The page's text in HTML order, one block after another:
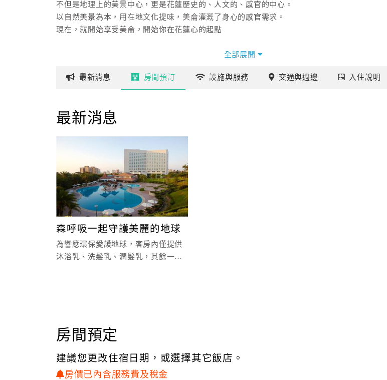
不但是地理上的美景中心，更是花蓮歷史的、人文的、感官的中心。
以自然美景為本，用在地文化提味，美侖灌溉了身心的感官需求。
現在，就開始享受美侖，開始你在花蓮心的起點
全部展開
最新消息 房間預訂 設施與服務 交通與週邊 入住說明
最新消息
森呼吸一起守護美麗的地球
為響應環保愛護地球，客房內僅提供
沐浴乳、洗髮乳、潤髮乳，其餘一次
房間預定
建議您更改住宿日期，或選擇其它飯店。
房價已內含服務費及稅金